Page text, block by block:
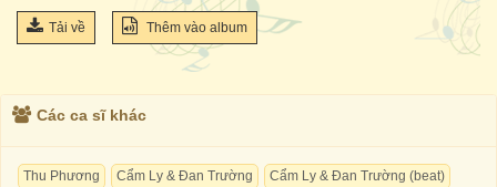
Tải về Thêm vào album
Các ca sĩ khác
Thu Phương Cẩm Ly & Đan Trường
Cẩm Ly & Đan Trường (beat)